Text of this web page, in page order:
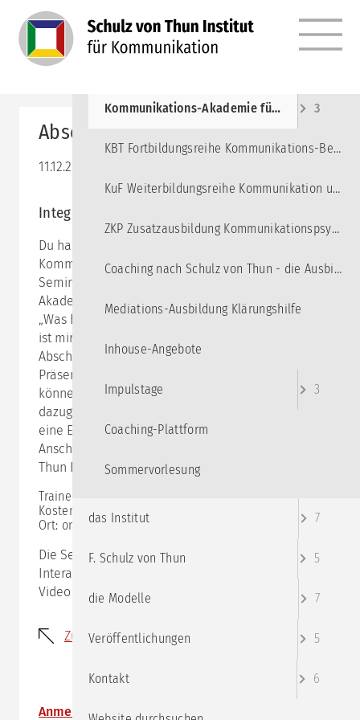
Abschlusskurs
11.12.2026 09:00–12:15
Integration und Bilanz
Du hast nun sieben Kurse besucht, dich intensiv mit
Kommunikation beschäftigt und schließt mit diesem
Seminar deine Ausbildung in der Kommunikations-
Akademie ab. Zum Abschluss geht es um die Fragen
„Was habe ich gelernt?“, „Was nehme ich mit?“, „Was
ist mir deutlich geworden?“ Jede:r Teilnehmer:in des
Abschlusskurses bereitet eine 10-minütige
Präsentation vor, sodass wir gemeinsam reflektieren
können, was ihr im Rahmen der Akademie
dazugelernt habt und wo ihr gelandet seid. Das wird
eine Ernte-Veranstaltung - wir freuen uns drauf! Im
Anschluss erhaltet ihr das Zertifikat der Schulz von
Thun Kommunikations-Akademie.
Trainer:in:
Kosten: 98,- € zzgl. MwSt.
Ort: online
Die Seminare leben von der gemeinsamen
Interaktion, daher ist es wichtig, dass du mit Ton und
Video dabei sein kannst.
Zurück
Anmeldung
MENÜ
Kommunikations-Akademie für junge Erwachsene 3
KBT Fortbildungsreihe Kommunikations-Beratung und Training
KuF Weiterbildungsreihe Kommunikation und Führung
ZKP Zusatzausbildung Kommunikationspsychologie
Coaching nach Schulz von Thun - die Ausbildung
Mediations-Ausbildung Klärungshilfe
Inhouse-Angebote
Impulstage 3
Coaching-Plattform
Sommervorlesung
das Institut 7
F. Schulz von Thun 5
die Modelle 7
Veröffentlichungen 5
Kontakt 6